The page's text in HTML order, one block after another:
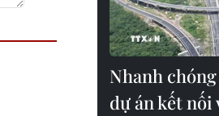
Nhanh
dự án kết nối